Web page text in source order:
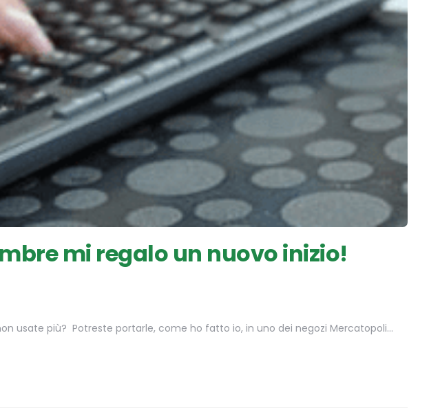
mi regalo un nuovo inizio!
usate più? Potreste portarle, come ho fatto io, in uno dei negozi Mercatopoli…